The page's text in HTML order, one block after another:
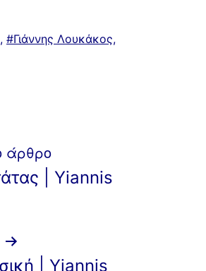
, Γιάννης Λουκάκος,
άρθρο
| Yiannis
| Yiannis